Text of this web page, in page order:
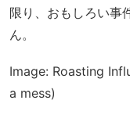
限り、おもしろい事
ん。
Image: Roasting
a mess)